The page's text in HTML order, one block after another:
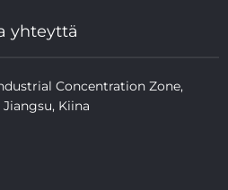
yhteyttä
Concentration Zone,
Jiangsu, Kiina